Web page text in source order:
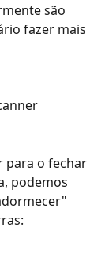
são
fazer mais
para o fechar
podemos